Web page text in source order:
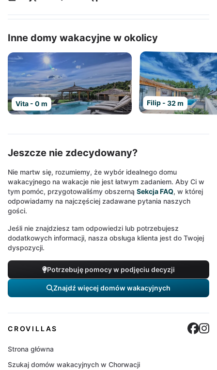
Inne domy wakacyjne w okolicy
Vita - 0 m Filip - 32 m
Jeszcze nie zdecydowany?
Nie martw się, rozumiemy, że wybór idealnego domu
wakacyjnego na wakacje nie jest łatwym zadaniem. Aby Ci w
tym pomóc, przygotowaliśmy obszerną Sekcja FAQ, w której
odpowiadamy na najczęściej zadawane pytania naszych
gości.
Jeśli nie znajdziesz tam odpowiedzi lub potrzebujesz
dodatkowych informacji, nasza obsługa klienta jest do Twojej
dyspozycji.
Potrzebuję pomocy w podjęciu decyzji
Znajdź więcej domów wakacyjnych
CROVILLAS
Strona główna
Szukaj domów wakacyjnych w Chorwacji